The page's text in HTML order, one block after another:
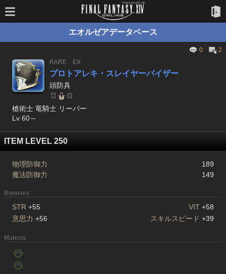
エオルゼアデータベース
0
2
RARE
EX
プロトアレキ・スレイヤーバイザー
頭防具
槍術士 竜騎士 リーパー
Lv 60～
ITEM LEVEL 250
物理防御力
189
魔法防御力
149
Bonuses
STR +55 VIT +58
意思力 +56 スキルスピード +39
Materia